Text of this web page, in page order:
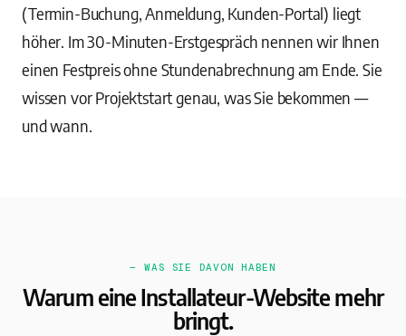
(Termin-Buchung, Anmeldung, Kunden-Portal) liegt
höher. Im 30-Minuten-Erstgespräch nennen wir Ihnen
einen Festpreis ohne Stundenabrechnung am Ende. Sie
wissen vor Projektstart genau, was Sie bekommen —
und wann.
— WAS SIE DAVON HABEN
Warum eine Installateur-Website mehr
bringt.